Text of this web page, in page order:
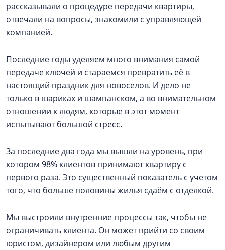
рассказывали о процедуре передачи квартиры,
отвечали на вопросы, знакомили с управляющей
компанией.
Последние годы уделяем много внимания самой
передаче ключей и стараемся превратить её в
настоящий праздник для новоселов. И дело не
только в шариках и шампанском, а во внимательном
отношении к людям, которые в этот момент
испытывают большой стресс.
За последние два года мы вышли на уровень, при
котором 98% клиентов принимают квартиру с
первого раза. Это существенный показатель с учетом
того, что больше половины жилья сдаём с отделкой.
Мы выстроили внутренние процессы так, чтобы не
ограничивать клиента. Он может прийти со своим
юристом, дизайнером или любым другим